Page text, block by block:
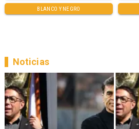
BLANCO Y NEGRO
Noticias